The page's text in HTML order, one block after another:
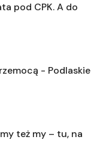
pod CPK. A do
- Podlaskie
też my – tu, na